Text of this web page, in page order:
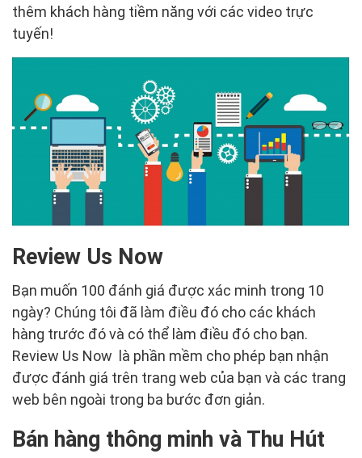
thêm khách hàng tiềm năng với các video trực
tuyến!
Review Us Now
Bạn muốn 100 đánh giá được xác minh trong 10
ngày? Chúng tôi đã làm điều đó cho các khách
hàng trước đó và có thể làm điều đó cho bạn.
Review Us Now là phần mềm cho phép bạn nhận
được đánh giá trên trang web của bạn và các trang
web bên ngoài trong ba bước đơn giản.
Bán hàng thông minh và Thu Hút